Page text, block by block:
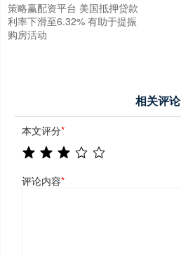
策略赢配资平台 美国抵押贷款
利率下滑至6.32% 有助于提振
购房活动
相关评论
本文评分*
评论内容*